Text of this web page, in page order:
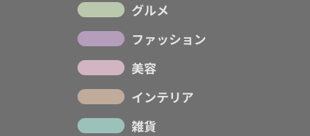
グルメ
ファッション
美容
インテリア
雑貨